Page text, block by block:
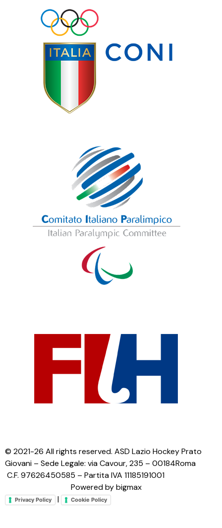
© 2021-26 All rights reserved. ASD Lazio Hockey Prato
Giovani – Sede Legale: via Cavour, 235 – 00184Roma
C.F. 97626450585 – Partita IVA 11185191001
Powered by bigmax
Privacy Policy | Cookie Policy